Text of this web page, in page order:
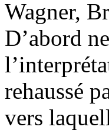
Wagner,
D’abord
rehaussé
vers